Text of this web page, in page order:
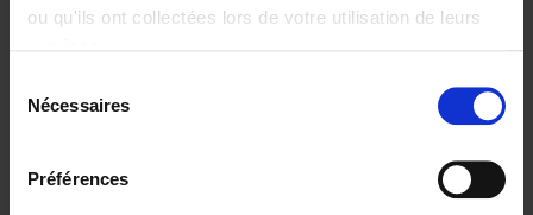
ou qu'ils ont collectées lors de votre utilisation de leurs
Nécessaires
Préférences
Content Marketing like a